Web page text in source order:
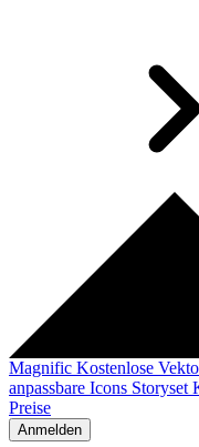
Magnific Kostenlose
anpassbare Icons Storyset
Preise
Anmelden